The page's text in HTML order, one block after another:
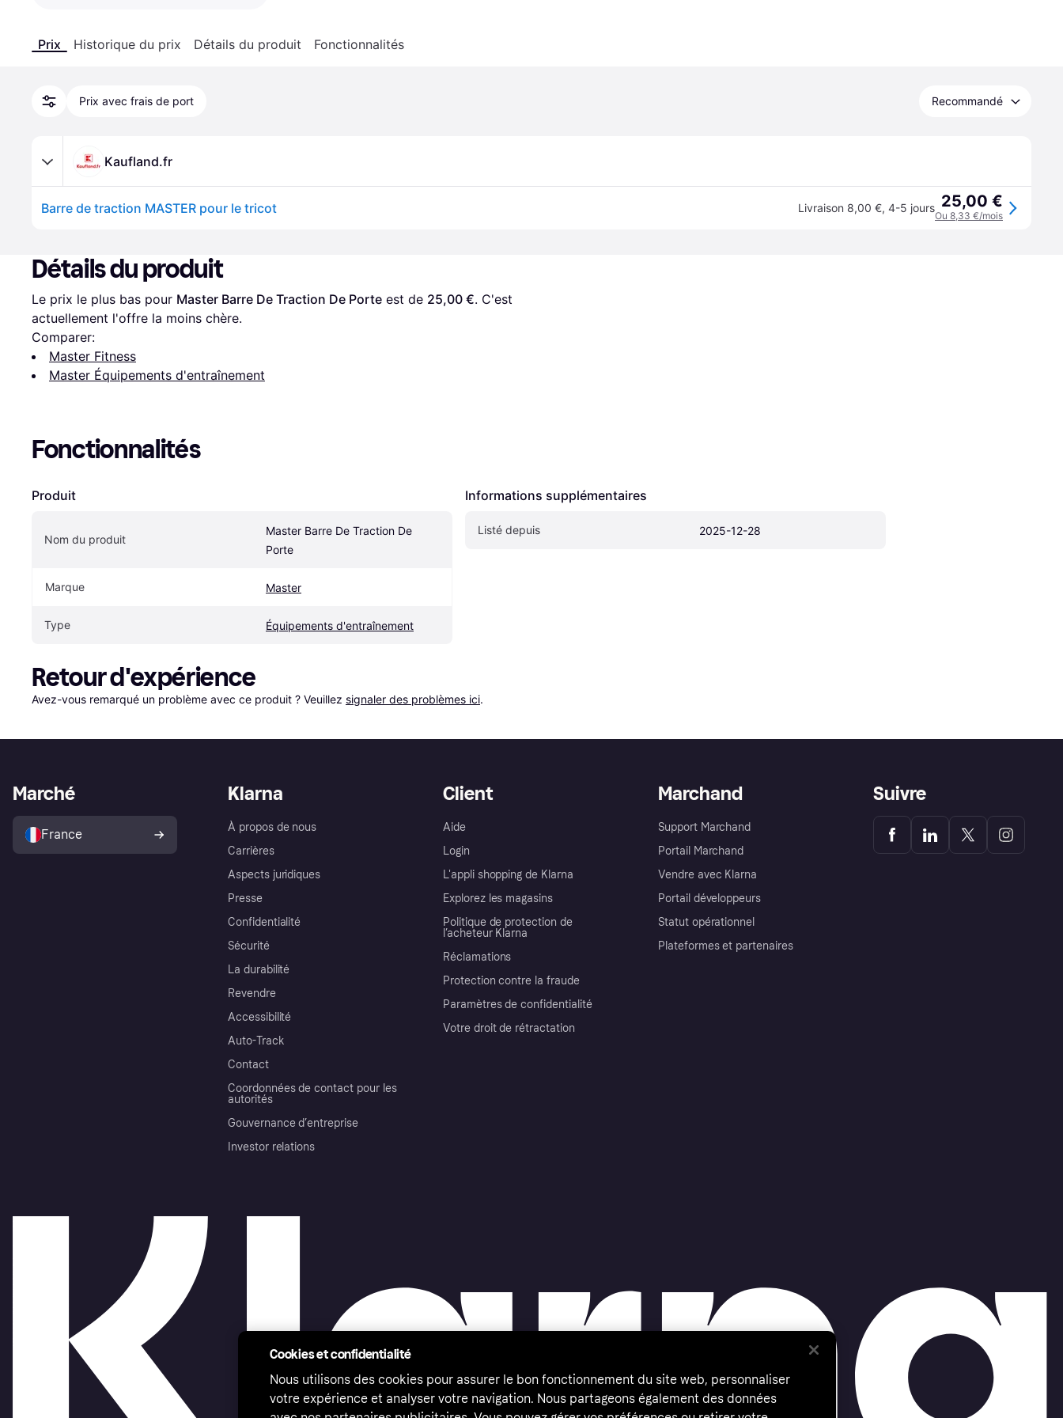
Prix Historique du prix Détails du produit Fonctionnalités
Prix avec frais de port Recommandé
Kaufland.fr
Barre de traction MASTER pour le tricot Livraison 8,00 €, 4-5 jours 25,00 €
Ou 8,33 €/mois
Détails du produit
Le prix le plus bas pour Master Barre De Traction De Porte est de 25,00 €. C'est
actuellement l'offre la moins chère.
Comparer:
Master Fitness
Master Équipements d'entraînement
Fonctionnalités
Produit
Nom du produit
Master Barre De Traction De
Porte
Marque Master
Type Équipements d'entraînement
Informations supplémentaires
Listé depuis 2025-12-28
Retour d'expérience
Avez-vous remarqué un problème avec ce produit ? Veuillez signaler des problèmes ici.
Klarna
À propos de nous
Carrières
Aspects juridiques
Presse
Confidentialité
Sécurité
La durabilité
Revendre
Accessibilité
Auto-Track
Contact
Coordonnées de contact pour les
autorités
Gouvernance d’entreprise
Investor relations
Client
Aide
Login
L'appli shopping de Klarna
Explorez les magasins
Politique de protection de
l’acheteur Klarna
Réclamations
Protection contre la fraude
Paramètres de confidentialité
Votre droit de rétractation
Marchand
Support Marchand
Portail Marchand
Vendre avec Klarna
Portail développeurs
Statut opérationnel
Plateformes et partenaires
Marché
France
Suivre
Cookies et confidentialité
Nous utilisons des cookies pour assurer le bon fonctionnement du site web, personnaliser
votre expérience et analyser votre navigation. Nous partageons également des données